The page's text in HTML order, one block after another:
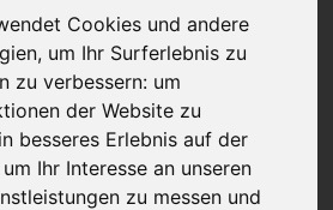
Cookies und andere
um Ihr Surferlebnis zu
zu verbessern: um
der Website zu
besseres Erlebnis auf der
um Ihr Interesse an unseren
zu messen und
im Veggie-
Speisenangebot in der
sich derzeit rasant. Die
Deutschland haben in diesem
großen Nachholbedarf – dies